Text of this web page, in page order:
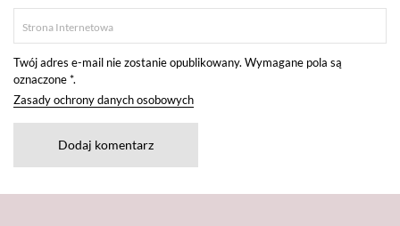
Twój adres e-mail nie zostanie opublikowany. Wymagane pola są
oznaczone *.
Zasady ochrony danych osobowych
Dodaj komentarz